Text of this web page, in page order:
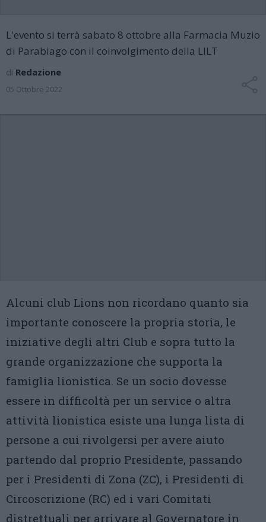
L'evento si terrà sabato 8 ottobre alla Farmacia Muzio
di Parabiago con il coinvolgimento della LILT
di Redazione
05 Ottobre 2022
Alcuni club Lions non ricordano quanto sia
importante conoscere la propria storia, le
iniziative degli altri Club e sopra tutto la
grande organizzazione che supporta la
famiglia lionistica. Se un socio dovesse
essere in difficoltà per un service o altra
attività lionistica esiste una lunga lista di
persone a cui rivolgersi per avere aiuto
partendo dal proprio Presidente, passando
per i Presidenti di Zona (ZC), i Presidenti di
Circoscrizione (RC) ed i vari Comitati
distrettuali per arrivare al Governatore in